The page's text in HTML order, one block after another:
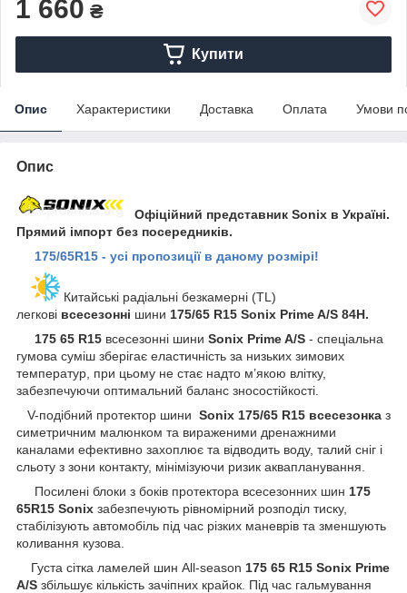
1 660 ₴
Купити
Опис Характеристики Доставка Оплата Умови
Опис
Офіційний представник Sonix в Україні.
Прямий імпорт без посередників.
175/65R15 - усі пропозиції в даному розмірі!
Китайські радіальні безкамерні (TL)
легкові всесезонні шини 175/65 R15 Sonix Prime A/S 84H.
175 65 R15 всесезонні шини Sonix Prime A/S - спеціальна
гумова суміш зберігає еластичність за низьких зимових
температур, при цьому не стає надто м’якою влітку,
забезпечуючи оптимальний баланс зносостійкості.
V-подібний протектор шини Sonix 175/65 R15 всесезонка з
симетричним малюнком та вираженими дренажними
каналами ефективно захоплює та відводить воду, талий сніг і
сльоту з зони контакту, мінімізуючи ризик аквапланування.
Посилені блоки з боків протектора всесезонних шин 175
65R15 Sonix забезпечують рівномірний розподіл тиску,
стабілізують автомобіль під час різких маневрів та зменшують
коливання кузова.
Густа сітка ламелей шин All-season 175 65 R15 Sonix Prime
A/S збільшує кількість зачіпних крайок. Під час гальмування